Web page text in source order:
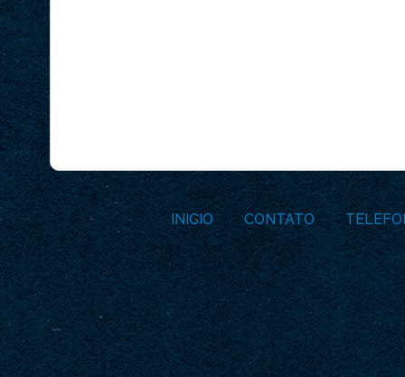
INICIO CONTATO